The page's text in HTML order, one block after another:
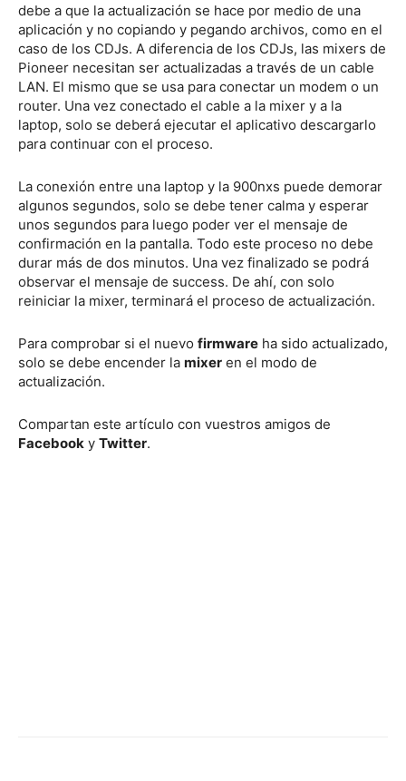
debe a que la actualización se hace por medio de una
aplicación y no copiando y pegando archivos, como en el
caso de los CDJs. A diferencia de los CDJs, las mixers de
Pioneer necesitan ser actualizadas a través de un cable
LAN. El mismo que se usa para conectar un modem o un
router. Una vez conectado el cable a la mixer y a la
laptop, solo se deberá ejecutar el aplicativo descargarlo
para continuar con el proceso.
La conexión entre una laptop y la 900nxs puede demorar
algunos segundos, solo se debe tener calma y esperar
unos segundos para luego poder ver el mensaje de
confirmación en la pantalla. Todo este proceso no debe
durar más de dos minutos. Una vez finalizado se podrá
observar el mensaje de success. De ahí, con solo
reiniciar la mixer, terminará el proceso de actualización.
Para comprobar si el nuevo firmware ha sido actualizado,
solo se debe encender la mixer en el modo de
actualización.
Compartan este artículo con vuestros amigos de
Facebook y Twitter.